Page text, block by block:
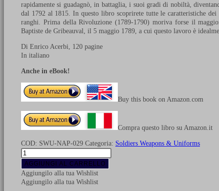
rapidamente si guadagnò, in battaglia, i suoi gradi di nobiltà,
dal 1792 al 1815. In questo libro scoprirete tutte le caratteristiche
ranghi. Prima della Rivoluzione (1789-1790) moriva forse il
Baptiste de Gribeauval, il 5 maggio 1789, a cui questo lavoro è
Di Enrico Acerbi, 120 pagine
In italiano
Anche in eBook!
Buy this book on Amazon.com
Compra questo libro su Amazon.it
COD: SWU-NAP-029 Categoria: Soldiers Weapons & Uniforms
L’artiglieria
da
campagna
francese
in
AGGIUNGI AL CARRELLO
Aggiungilo alla tua Wishlist
Aggiungilo alla tua Wishlist